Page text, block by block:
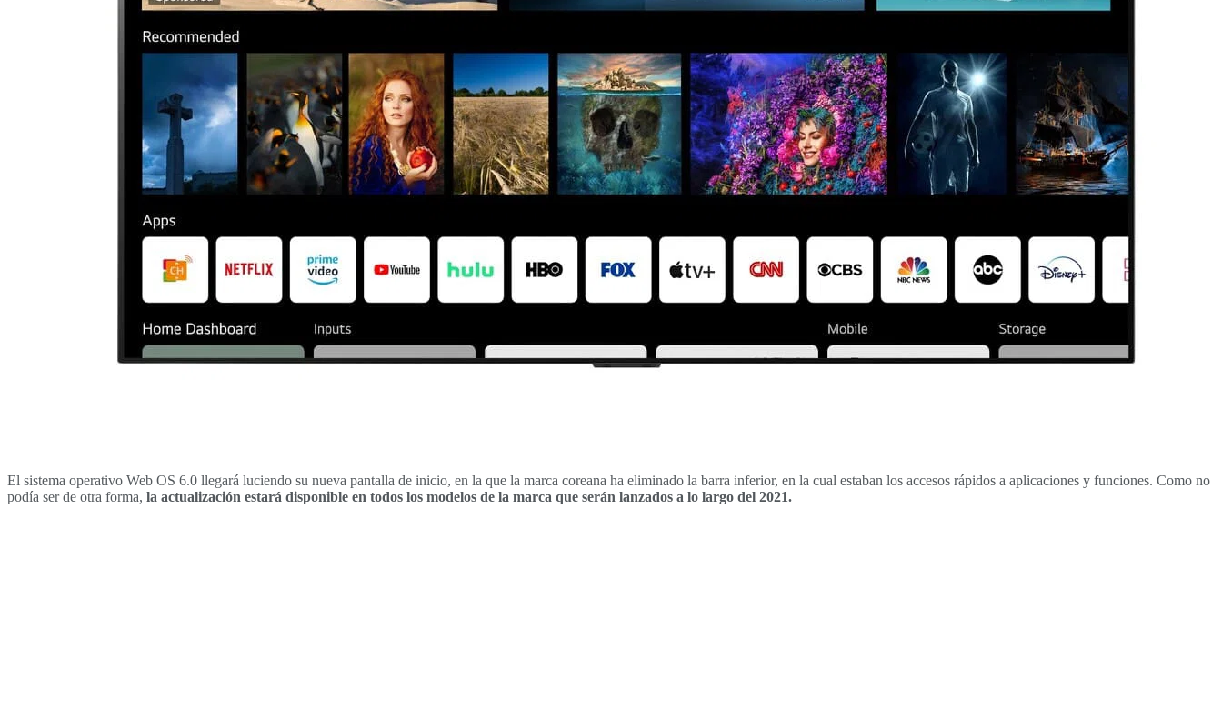
El sistema operativo Web OS 6.0 llegará luciendo su nueva pantalla de inicio, en la que la marca coreana ha eliminado la barra inferior, en la cual estaban los accesos rápidos a aplicaciones y funciones. Como no
podía ser de otra forma, la actualización estará disponible en todos los modelos de la marca que serán lanzados a lo largo del 2021.